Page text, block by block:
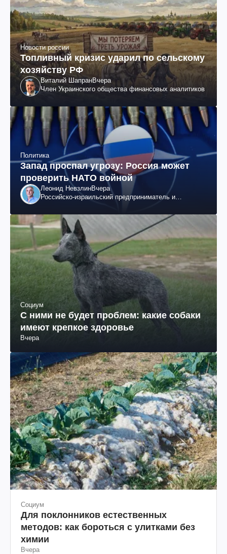
Новости россии
Топливный кризис ударил по сельскому
хозяйству РФ
Виталий ШапранВчера
Член Украинского общества финансовых аналитиков
Политика
Запад проспал угрозу: Россия может
проверить НАТО войной
Леонид НевзлинВчера
Российско-израильский предприниматель и
"ЮКОСа"
Социум
С ними не будет проблем: какие собаки
имеют крепкое здоровье
Вчера
Социум
Для поклонников естественных
методов: как бороться с улитками без
химии
Вчера